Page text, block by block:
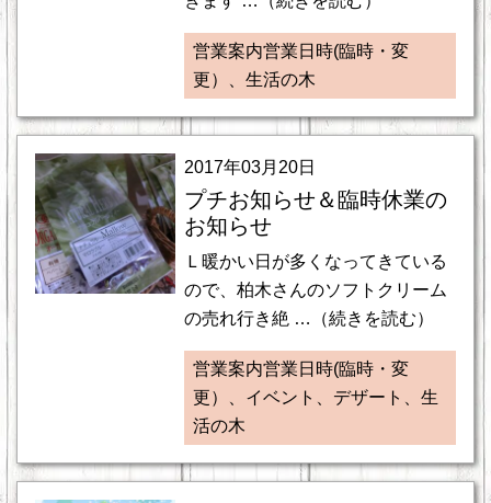
営業案内営業日時(臨時・変
更）、生活の木
2017年03月20日
プチお知らせ＆臨時休業の
お知らせ
Ｌ暖かい日が多くなってきている
ので、柏木さんのソフトクリーム
の売れ行き絶 …（続きを読む）
営業案内営業日時(臨時・変
更）、イベント、デザート、生
活の木